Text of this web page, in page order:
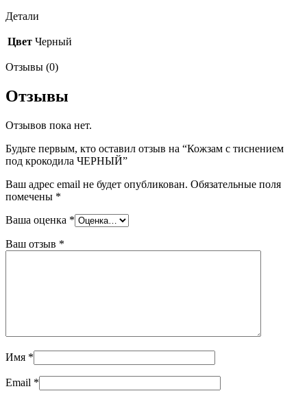
Детали
Цвет Черный
Отзывы (0)
Отзывы
Отзывов пока нет.
Будьте первым, кто оставил отзыв на “Кожзам с тиснением
под крокодила ЧЕРНЫЙ”
Ваш адрес email не будет опубликован. Обязательные поля
помечены *
Ваша оценка *
Ваш отзыв *
Имя *
Email *